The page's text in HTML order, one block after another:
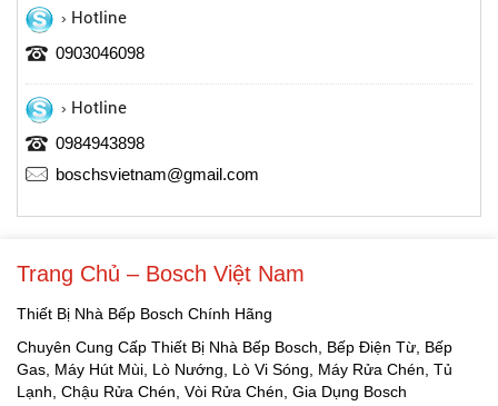
Hotline
0903046098
Hotline
0984943898
boschsvietnam@gmail.com
Trang Chủ – Bosch Việt Nam
Thiết Bị Nhà Bếp Bosch Chính Hãng
Chuyên Cung Cấp Thiết Bị Nhà Bếp Bosch, Bếp Điện Từ, Bếp
Gas, Máy Hút Mùi, Lò Nướng, Lò Vi Sóng, Máy Rửa Chén, Tủ
Lạnh, Chậu Rửa Chén, Vòi Rửa Chén, Gia Dụng Bosch